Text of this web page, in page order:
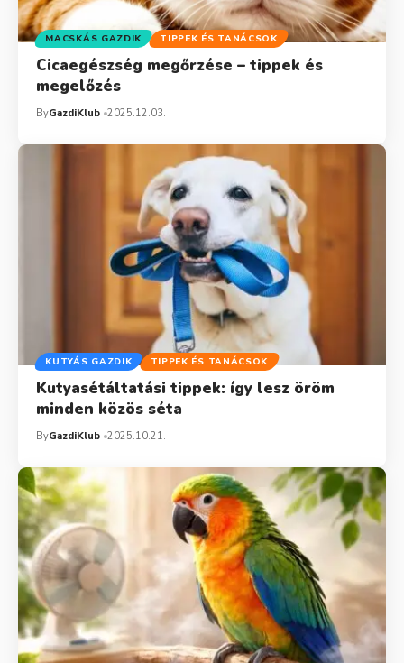
MACSKÁS GAZDIK TIPPEK ÉS TANÁCSOK
Cicaegészség megőrzése – tippek és
megelőzés
ByGazdiKlub 2025.12.03.
KUTYÁS GAZDIK TIPPEK ÉS TANÁCSOK
Kutyasétáltatási tippek: így lesz öröm
minden közös séta
ByGazdiKlub 2025.10.21.